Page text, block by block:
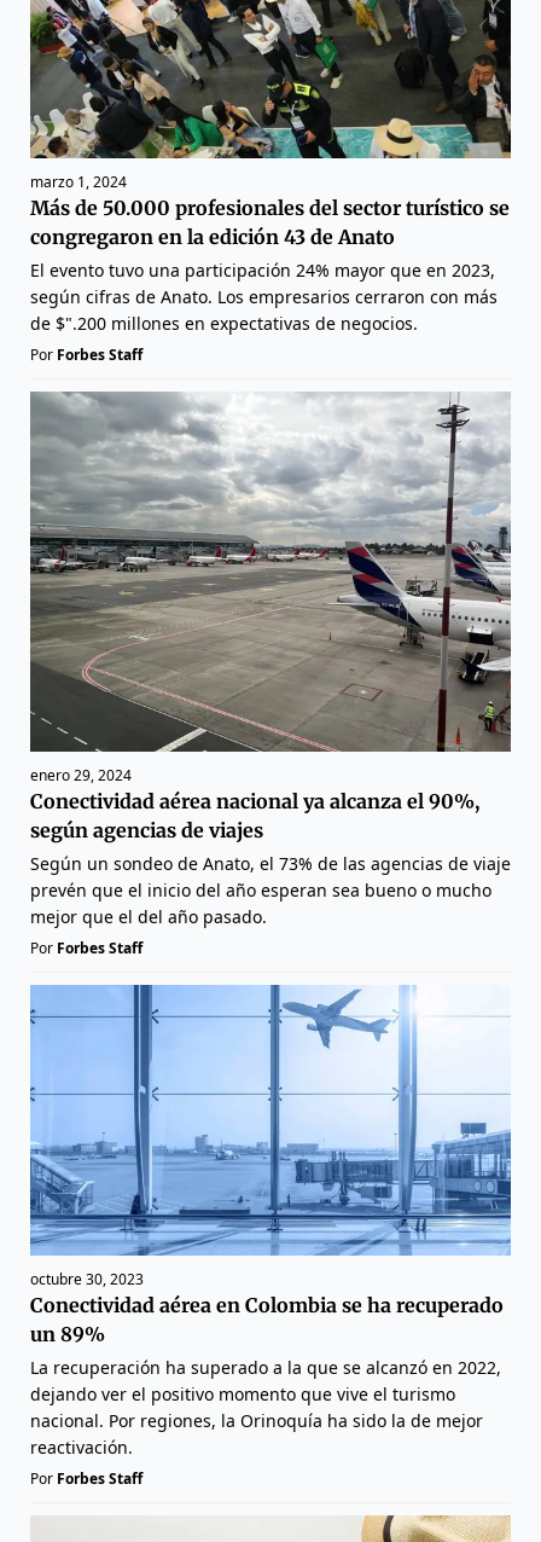
marzo 1, 2024
Más de 50.000 profesionales del sector turístico se
congregaron en la edición 43 de Anato
El evento tuvo una participación 24% mayor que en 2023,
según cifras de Anato. Los empresarios cerraron con más
de $".200 millones en expectativas de negocios.
Por Forbes Staff
enero 29, 2024
Conectividad aérea nacional ya alcanza el 90%,
según agencias de viajes
Según un sondeo de Anato, el 73% de las agencias de viaje
prevén que el inicio del año esperan sea bueno o mucho
mejor que el del año pasado.
Por Forbes Staff
octubre 30, 2023
Conectividad aérea en Colombia se ha recuperado
un 89%
La recuperación ha superado a la que se alcanzó en 2022,
dejando ver el positivo momento que vive el turismo
nacional. Por regiones, la Orinoquía ha sido la de mejor
reactivación.
Por Forbes Staff